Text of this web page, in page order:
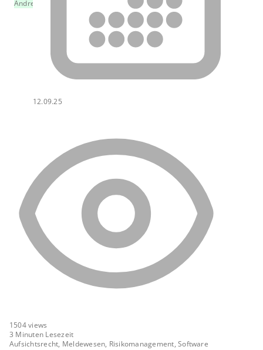
12.09.25
1504views
3 Minuten Lesezeit
Aufsichtsrecht, Meldewesen, Risikomanagement, Software